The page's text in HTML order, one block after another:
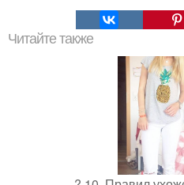
Читайте также